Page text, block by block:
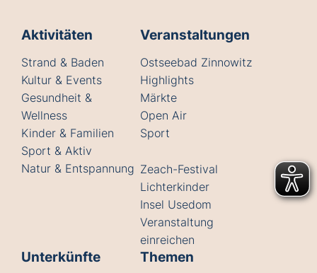
Aktivitäten
Strand & Baden
Kultur & Events
Gesundheit &
Wellness
Kinder & Familien
Sport & Aktiv
Natur & Entspannung
Veranstaltungen
Ostseebad Zinnowitz
Highlights
Märkte
Open Air
Sport
Zeach-Festival
Lichterkinder
Insel Usedom
Veranstaltung
einreichen
Unterkünfte Themen